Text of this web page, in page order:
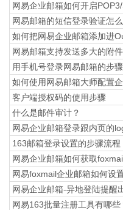
网易企业邮箱如何开启
网易邮箱的短信登录验证怎
如何把网易企业邮箱添加进
网易邮箱支持发送多大的附
用手机号登录网易邮箱的步骤
如何使用网易邮箱大师配置
​客户端授权码的使用步骤
什么是邮件审计？
网易企业邮箱登录跟内页的
163邮箱登录设置的步骤流程
网易企业邮箱如何获取
网易foxmail企业邮箱如何设
网易企业邮箱-异地登陆提醒
网易163批量注册工具有哪些